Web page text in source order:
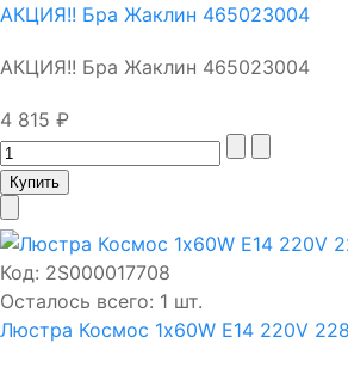
АКЦИЯ!! Бра Жаклин 465023004
АКЦИЯ!! Бра Жаклин 465023004
4 815 ₽
Код: 2S000017708
Осталось всего: 1 шт.
Люстра Космос 1х60W E14 220V